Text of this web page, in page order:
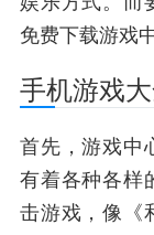
免费下载游戏
手机游戏
首先，游戏中
有着各种各样
击游戏，像《